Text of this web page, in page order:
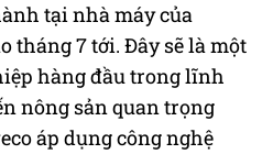
tại nhà máy của
tháng 7 tới. Đây sẽ là một
hàng đầu trong lĩnh
nông sản quan trọng
áp dụng công nghệ